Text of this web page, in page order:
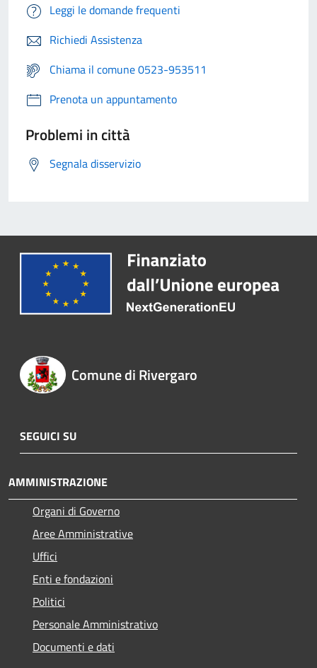
Leggi le domande frequenti
Richiedi Assistenza
Chiama il comune 0523-953511
Prenota un appuntamento
Problemi in città
Segnala disservizio
Comune di Rivergaro
SEGUICI SU
AMMINISTRAZIONE
Organi di Governo
Aree Amministrative
Uffici
Enti e fondazioni
Politici
Personale Amministrativo
Documenti e dati